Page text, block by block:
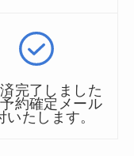
完了しました
約確定メール
いたします。